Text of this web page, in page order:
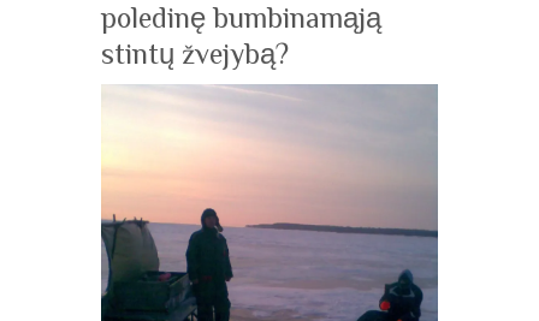
poledinę bumbinamąją
stintų žvejybą?